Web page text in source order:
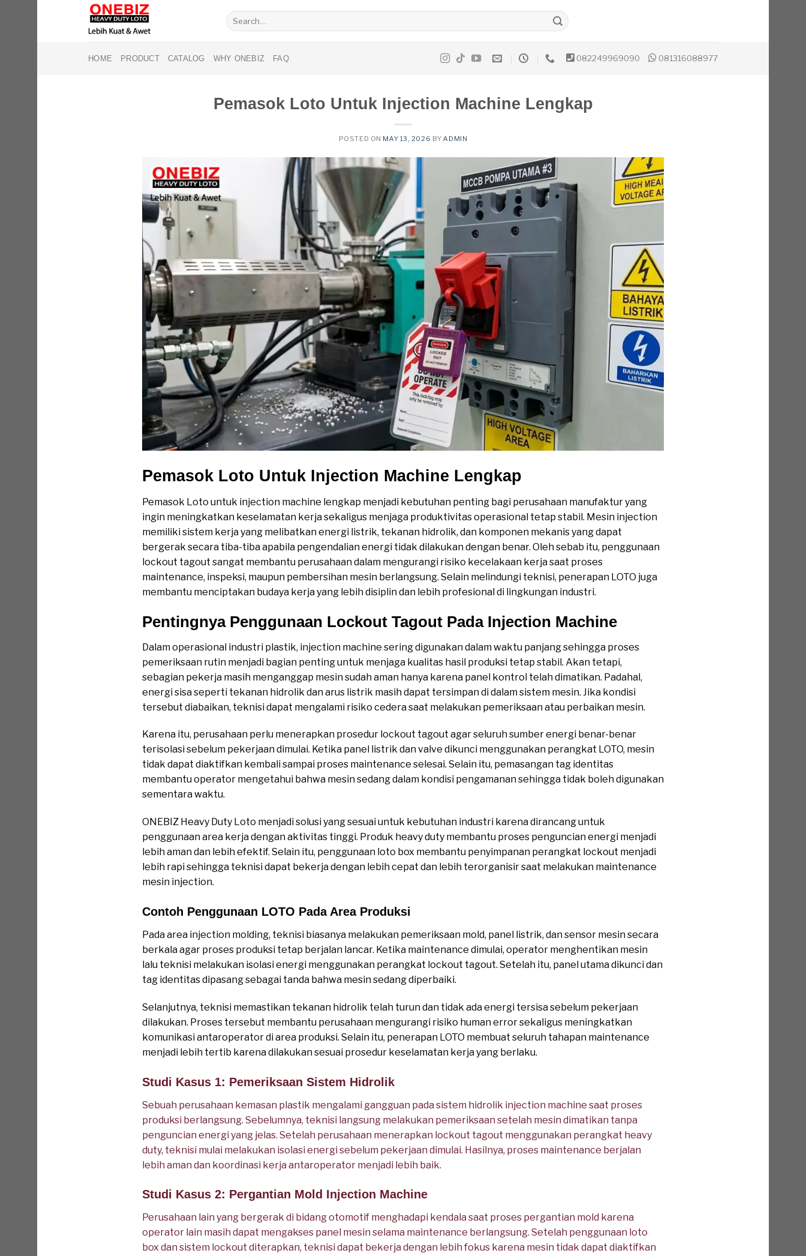
Search
for:
HOME PRODUCT CATALOG WHY ONEBIZ FAQ 082249969090 081316088977
Pemasok Loto Untuk Injection Machine Lengkap
POSTED ON MAY 13, 2026 BYADMIN
Pemasok Loto Untuk Injection Machine Lengkap
Pemasok Loto untuk injection machine lengkap menjadi kebutuhan penting bagi perusahaan manufaktur yang
ingin meningkatkan keselamatan kerja sekaligus menjaga produktivitas operasional tetap stabil. Mesin injection
memiliki sistem kerja yang melibatkan energi listrik, tekanan hidrolik, dan komponen mekanis yang dapat
bergerak secara tiba-tiba apabila pengendalian energi tidak dilakukan dengan benar. Oleh sebab itu, penggunaan
lockout tagout sangat membantu perusahaan dalam mengurangi risiko kecelakaan kerja saat proses
maintenance, inspeksi, maupun pembersihan mesin berlangsung. Selain melindungi teknisi, penerapan LOTO juga
membantu menciptakan budaya kerja yang lebih disiplin dan lebih profesional di lingkungan industri.
Pentingnya Penggunaan Lockout Tagout Pada Injection Machine
Dalam operasional industri plastik, injection machine sering digunakan dalam waktu panjang sehingga proses
pemeriksaan rutin menjadi bagian penting untuk menjaga kualitas hasil produksi tetap stabil. Akan tetapi,
sebagian pekerja masih menganggap mesin sudah aman hanya karena panel kontrol telah dimatikan. Padahal,
energi sisa seperti tekanan hidrolik dan arus listrik masih dapat tersimpan di dalam sistem mesin. Jika kondisi
tersebut diabaikan, teknisi dapat mengalami risiko cedera saat melakukan pemeriksaan atau perbaikan mesin.
Karena itu, perusahaan perlu menerapkan prosedur lockout tagout agar seluruh sumber energi benar-benar
terisolasi sebelum pekerjaan dimulai. Ketika panel listrik dan valve dikunci menggunakan perangkat LOTO, mesin
tidak dapat diaktifkan kembali sampai proses maintenance selesai. Selain itu, pemasangan tag identitas
membantu operator mengetahui bahwa mesin sedang dalam kondisi pengamanan sehingga tidak boleh digunakan
sementara waktu.
ONEBIZ Heavy Duty Loto menjadi solusi yang sesuai untuk kebutuhan industri karena dirancang untuk
penggunaan area kerja dengan aktivitas tinggi. Produk heavy duty membantu proses penguncian energi menjadi
lebih aman dan lebih efektif. Selain itu, penggunaan loto box membantu penyimpanan perangkat lockout menjadi
lebih rapi sehingga teknisi dapat bekerja dengan lebih cepat dan lebih terorganisir saat melakukan maintenance
mesin injection.
Contoh Penggunaan LOTO Pada Area Produksi
Pada area injection molding, teknisi biasanya melakukan pemeriksaan mold, panel listrik, dan sensor mesin secara
berkala agar proses produksi tetap berjalan lancar. Ketika maintenance dimulai, operator menghentikan mesin
lalu teknisi melakukan isolasi energi menggunakan perangkat lockout tagout. Setelah itu, panel utama dikunci dan
tag identitas dipasang sebagai tanda bahwa mesin sedang diperbaiki.
Selanjutnya, teknisi memastikan tekanan hidrolik telah turun dan tidak ada energi tersisa sebelum pekerjaan
dilakukan. Proses tersebut membantu perusahaan mengurangi risiko human error sekaligus meningkatkan
komunikasi antaroperator di area produksi. Selain itu, penerapan LOTO membuat seluruh tahapan maintenance
menjadi lebih tertib karena dilakukan sesuai prosedur keselamatan kerja yang berlaku.
Studi Kasus 1: Pemeriksaan Sistem Hidrolik
Sebuah perusahaan kemasan plastik mengalami gangguan pada sistem hidrolik injection machine saat proses
produksi berlangsung. Sebelumnya, teknisi langsung melakukan pemeriksaan setelah mesin dimatikan tanpa
penguncian energi yang jelas. Setelah perusahaan menerapkan lockout tagout menggunakan perangkat heavy
duty, teknisi mulai melakukan isolasi energi sebelum pekerjaan dimulai. Hasilnya, proses maintenance berjalan
lebih aman dan koordinasi kerja antaroperator menjadi lebih baik.
Studi Kasus 2: Pergantian Mold Injection Machine
Perusahaan lain yang bergerak di bidang otomotif menghadapi kendala saat proses pergantian mold karena
operator lain masih dapat mengakses panel mesin selama maintenance berlangsung. Setelah penggunaan loto
box dan sistem lockout diterapkan, teknisi dapat bekerja dengan lebih fokus karena mesin tidak dapat diaktifkan